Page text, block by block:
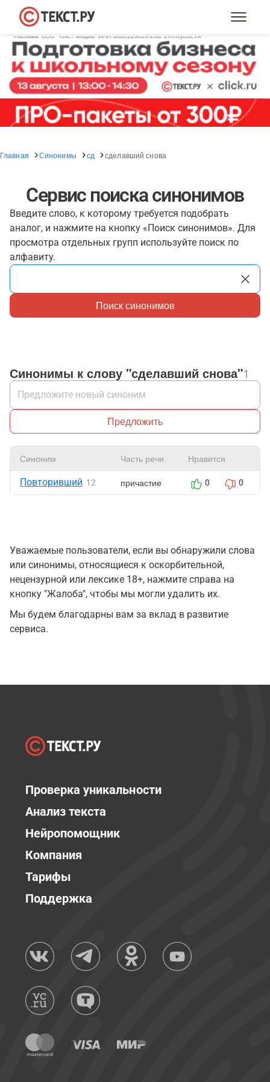
Главная Синонимы сд сделавший снова
Сервис поиска синонимов
Введите слово, к которому требуется подобрать
аналог, и нажмите на кнопку «Поиск синонимов». Для
просмотра отдельных групп используйте поиск по
алфавиту.
Поиск синонимов
Синонимы к слову "сделавший снова"1
Предложить
Синоним Часть речи Нравится
Повторивший 12 причастие 0 0
Уважаемые пользователи, если вы обнаружили слова
или синонимы, относящиеся к оскорбительной,
нецензурной или лексике 18+, нажмите справа на
кнопку "Жалоба", чтобы мы могли удалить их.
Мы будем благодарны вам за вклад в развитие
сервиса.
Проверка уникальности
Анализ текста
Нейропомощник
Компания
Тарифы
Поддержка